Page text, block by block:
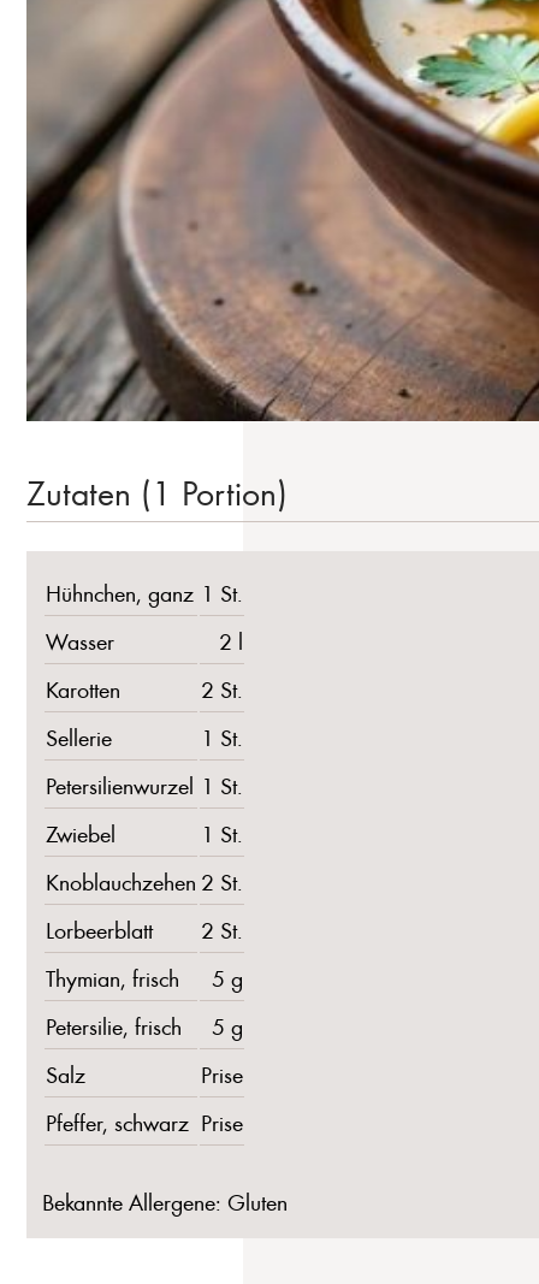
Zutaten (1 Portion)
Hühnchen, ganz 1 St.
Wasser
2 l
Karotten
2 St.
Sellerie
1 St.
Petersilienwurzel 1 St.
Zwiebel
1 St.
Knoblauchzehen 2 St.
Lorbeerblatt
2 St.
Thymian, frisch
5 g
Petersilie, frisch
5 g
Salz
Prise
Pfeffer, schwarz Prise
Bekannte Allergene: Gluten